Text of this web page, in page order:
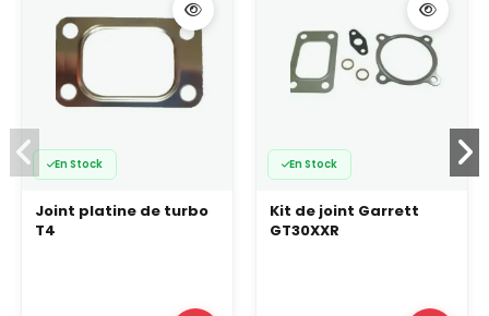
En Stock
Joint platine de turbo
T4
En Stock
Kit de joint Garrett
GT30XXR